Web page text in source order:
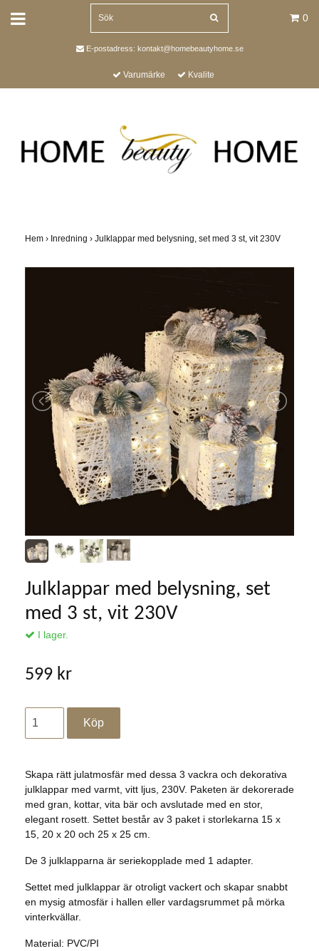
0
E-postadress: kontakt@homebeautyhome.se
Varumärke Kvalite
Hem › Inredning › Julklappar med belysning, set med 3 st, vit 230V
Julklappar med belysning, set
med 3 st, vit 230V
I lager.
599 kr
Skapa rätt julatmosfär med dessa 3 vackra och dekorativa
julklappar med varmt, vitt ljus, 230V. Paketen är dekorerade
med gran, kottar, vita bär och avslutade med en stor,
elegant rosett. Settet består av 3 paket i storlekarna 15 x
15, 20 x 20 och 25 x 25 cm.
De 3 julklapparna är seriekopplade med 1 adapter.
Settet med julklappar är otroligt vackert och skapar snabbt
en mysig atmosfär i hallen eller vardagsrummet på mörka
vinterkvällar.
Material: PVC/PI